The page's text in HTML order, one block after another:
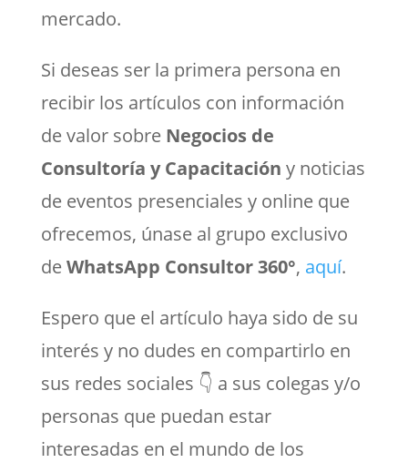
mercado.
Si deseas ser la primera persona en
recibir los artículos con información
de valor sobre Negocios de
Consultoría y Capacitación y noticias
de eventos presenciales y online que
ofrecemos, únase al grupo exclusivo
deWhatsApp Consultor 360°, aquí.
Espero que el artículo haya sido de su
interés y no dudes en compartirlo en
sus redes sociales 👇 a sus colegas y/o
personas que puedan estar
interesadas en el mundo de los